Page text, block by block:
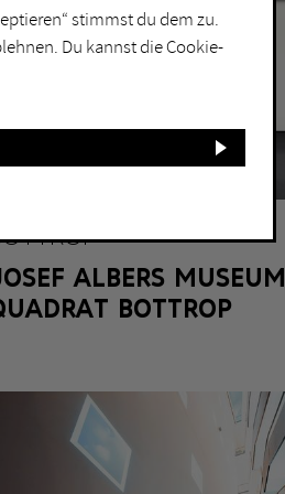
ALBERS MUSEUM
BOTTROP
stimmst du dem zu.
Du kannst die Cookie-